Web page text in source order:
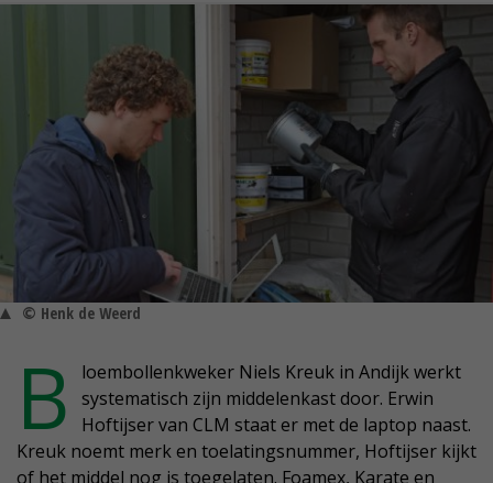
© Henk de Weerd
B
loembollenkweker Niels Kreuk in Andijk werkt
systematisch zijn middelenkast door. Erwin
Hoftijser van CLM staat er met de laptop naast.
Kreuk noemt merk en toelatingsnummer, Hoftijser kijkt
of het middel nog is toegelaten. Foamex, Karate en